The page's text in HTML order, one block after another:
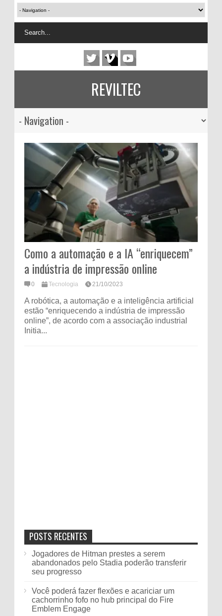
REVILTEC
Como a automação e a IA “enriquecem”
a indústria de impressão online
0 Tecnologia 21/10/2023
A robótica, a automação e a inteligência artificial
estão “enriquecendo a indústria de impressão
online”, de acordo com a associação industrial
Initia...
POSTS RECENTES
Jogadores de Hitman prestes a serem
abandonados pelo Stadia poderão transferir
seu progresso
Você poderá fazer flexões e acariciar um
cachorrinho fofo no hub principal do Fire
Emblem Engage